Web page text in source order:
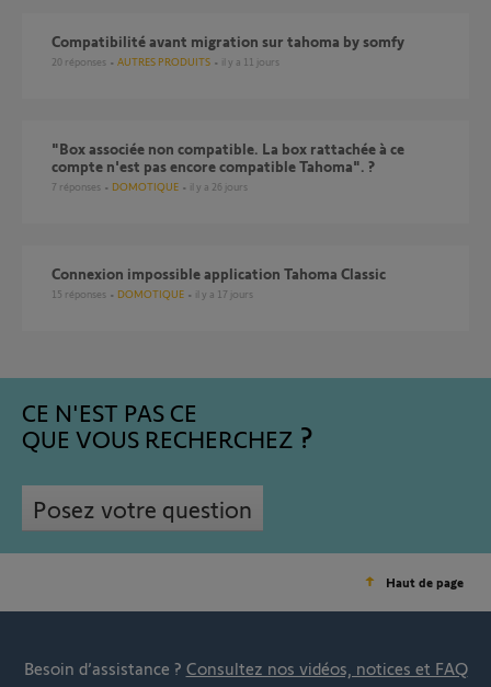
compatibilité avant migration sur tahoma by somfy
20 réponses AUTRES PRODUITS il y a 11 jours
"Box associée non compatible. La box rattachée à ce
compte n'est pas encore compatible Tahoma". ?
7 réponses DOMOTIQUE il y a 26 jours
Connexion impossible application Tahoma Classic
15 réponses DOMOTIQUE il y a 17 jours
CE N'EST PAS CE
QUE VOUS RECHERCHEZ
Posez votre question
Haut de page
Besoin d’assistance ? Consultez nos vidéos, notices et FAQ